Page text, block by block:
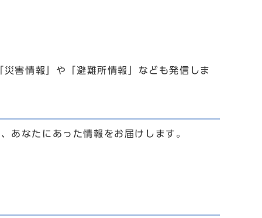
害情報」や「避難所情報」なども発信しま
あなたにあった情報をお届けします。